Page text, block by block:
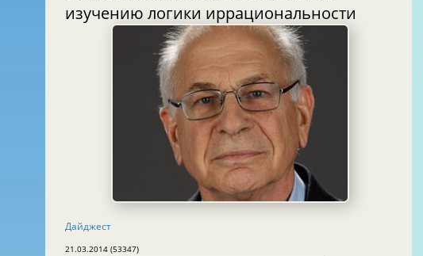
изучению логики иррациональности
Дайджест
21.03.2014 (53347)